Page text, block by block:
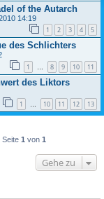
of the Autarch
14:19
1 2 3 4 5
des Schlichters
1 … 8 9 10 11
des Liktors
1 … 10 11 12 13
Seite 1 von 1
Gehe zu